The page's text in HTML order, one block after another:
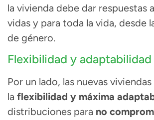
la vivienda debe dar respuestas
vidas y para toda la vida, desde
de género.
Flexibilidad y adaptabilidad
Por un lado, las nuevas
la flexibilidad y máxima
distribuciones para no